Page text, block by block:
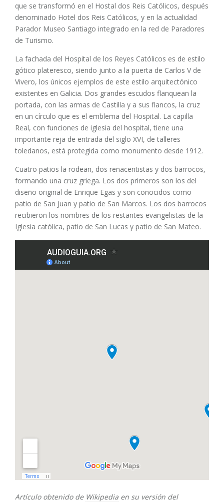
que se transformó en el Hostal dos Reis Católicos, después
denominado Hotel dos Reis Católicos, y en la actualidad
Parador Museo Santiago integrado en la red de Paradores
de Turismo.
La fachada del Hospital de los Reyes Católicos es de estilo
gótico plateresco, siendo junto a la puerta de Carlos V de
Vivero, los únicos ejemplos de este estilo arquitectónico
existentes en Galicia. Dos grandes escudos flanquean la
portada, con las armas de Castilla y a sus flancos, la cruz
en un círculo que es el emblema del Hospital. La capilla
Real, con funciones de iglesia del hospital, tiene una
importante reja de entrada del siglo XVI, de talleres
toledanos, está protegida como monumento desde 1912.
Cuatro patios la rodean, dos renacentistas y dos barrocos,
formando una cruz griega. Los dos primeros son los del
diseño original de Enrique Egas y son conocidos como
patio de San Juan y patio de San Marcos. Los dos barrocos
recibieron los nombres de los restantes evangelistas de la
Iglesia católica, patio de San Lucas y patio de San Mateo.
Artículo obtenido de Wikipedia en su versión del